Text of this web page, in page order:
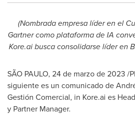
(Nombrada empresa líder en el
Gartner como plataforma de IA
Kore.ai busca consolidarse líder en
SÃO PAULO, 24 de marzo de 2023 /
siguiente es un comunicado de
Gestión Comercial, in Kore.ai es
y Partner Manager.